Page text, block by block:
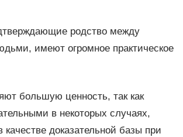
родство между
имеют огромное практическое
большую ценность, так как
в некоторых случаях,
качестве доказательной базы при